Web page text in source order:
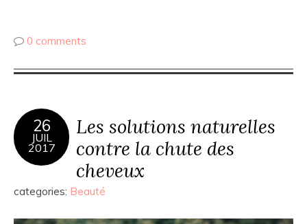
0 comments
26
JUIL
2017
Les solutions naturelles
contre la chute des
cheveux
categories: Beauté